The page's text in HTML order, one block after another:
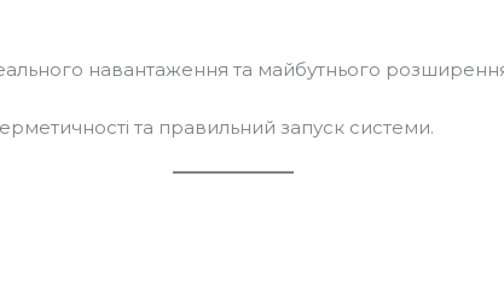
навантаження та майбутнього
та правильний запуск системи.